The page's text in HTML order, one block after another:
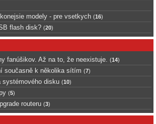
modely - pre vsetkych (16)
flash disk? (20)
fanúšikov. Až na to, že neexistuje. (14)
současně k několika sítím (7)
systémového disku (10)
(5)
routeru (3)